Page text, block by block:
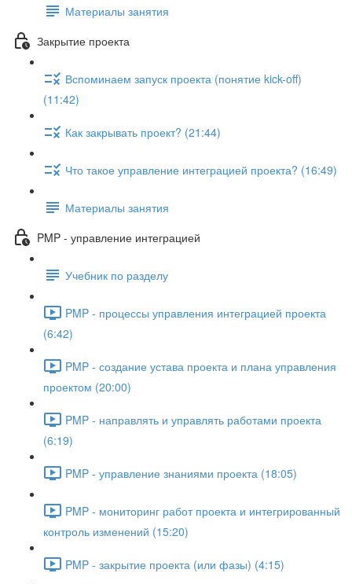
Материалы занятия
Закрытие проекта
Вспоминаем запуск проекта (понятие kick-off)
(11:42)
Как закрывать проект? (21:44)
Что такое управление интеграцией проекта? (16:49)
Материалы занятия
PMP - управление интеграцией
Учебник по разделу
PMP - процессы управления интеграцией проекта
(6:42)
PMP - создание устава проекта и плана управления
проектом (20:00)
PMP - направлять и управлять работами проекта
(6:19)
PMP - управление знаниями проекта (18:05)
PMP - мониторинг работ проекта и интегрированный
контроль изменений (15:20)
PMP - закрытие проекта (или фазы) (4:15)